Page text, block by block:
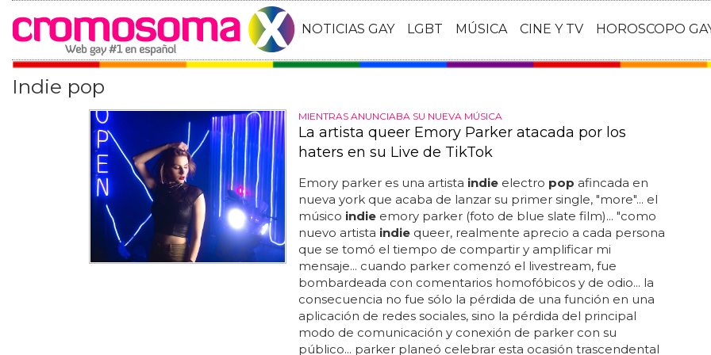
NOTICIAS GAY LGBT MÚSICA CINE Y TV HOROSCOPO
Indie pop
MIENTRAS ANUNCIABA SU NUEVA MÚSICA
La artista queer Emory Parker atacada por los
haters en su Live de TikTok
Emory parker es una artista indieelectro pop afincada en
nueva york que acaba de lanzar su primer single, "more"... el
músico indieemory parker (foto de blue slate film)... "como
nuevo artista indiequeer, realmente aprecio a cada persona
que se tomó el tiempo de compartir y amplificar mi
mensaje... cuando parker comenzó el livestream, fue
bombardeada con comentarios homofóbicos y de odio... la
consecuencia no fue sólo la pérdida de una función en una
aplicación de redes sociales, sino la pérdida del principal
modo de comunicación y conexión de parker con su
público... parker planeó celebrar esta ocasión trascendental